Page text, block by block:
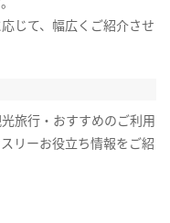
じて、幅広くご紹介させ
旅行・おすすめのご利用
リーお役立ち情報をご紹